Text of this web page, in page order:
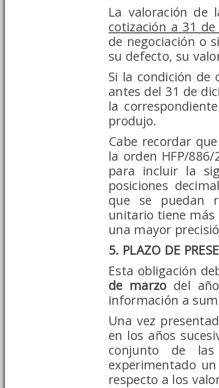
La valoración
cotización a 31
de negociación o
su defecto, su
Si la condición de
antes del 31 de
la
produjo.
Cabe recordar
la orden HFP/
para incluir la
posiciones
que se puedan
unitario tiene más
una mayor
5. PLAZO DE
Esta obligación
de marzo del
información a
Una vez
en los años
conjunto de las
experimentado
respecto a los